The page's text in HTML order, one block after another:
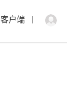
客户端